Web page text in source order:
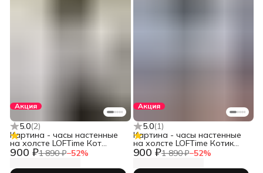
Акция
5.0(2)
900 ₽1 890 ₽−52%
Картина - часы настенные
на холсте LOFTime Кот
хотдог Ч-671-3555
Акция
5.0(1)
900 ₽1 890 ₽−52%
Картина - часы настенные
на холсте LOFTime Котик
сер